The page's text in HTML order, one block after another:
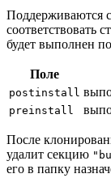
Поддерживаются
соответствовать
будет выполнен
Поле
postinstall
preinstall
После
удалит секцию
его в папку